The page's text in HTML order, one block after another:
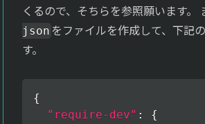
くるので、そちらを参照願います。
json をファイルを作成して、下記
す。
{
"require-dev" :
{